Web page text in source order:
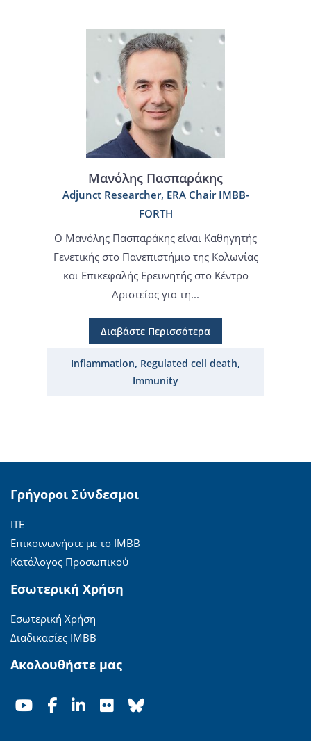
Μανόλης Πασπαράκης
Adjunct Researcher, ERA Chair IMBB-
FORTH
Ο Μανόλης Πασπαράκης είναι Καθηγητής
Γενετικής στο Πανεπιστήμιο της Κολωνίας
και Επικεφαλής Ερευνητής στο Κέντρο
Αριστείας για τη...
Διαβάστε Περισσότερα
Inflammation, Regulated cell death,
Immunity
Γρήγοροι Σύνδεσμοι
ΙΤΕ
Επικοινωνήστε με το ΙΜΒΒ
Κατάλογος Προσωπικού
Εσωτερική Χρήση
Εσωτερική Χρήση
Διαδικασίες ΙΜΒΒ
Ακολουθήστε μας